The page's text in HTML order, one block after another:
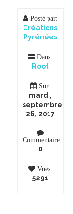
Posté par:
Créations
Pyrénées
Dans:
Root
Sur:
mardi,
septembre
26, 2017
Commentaire:
0
Vues:
5291